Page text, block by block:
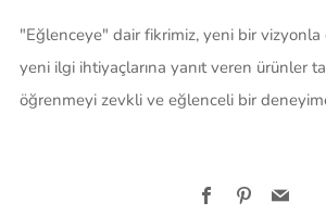
"Eğlenceye" dair fikrimiz, yeni bir
yeni ilgi ihtiyaçlarına yanıt veren ürünler
öğrenmeyi zevkli ve eğlenceli bir
FacebookPinterest
Email